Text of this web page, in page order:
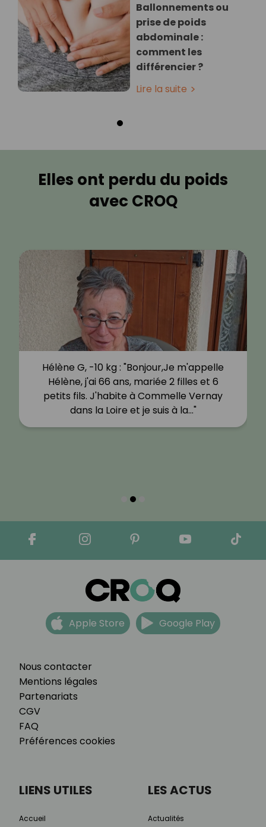
Ballonnements ou
prise de poids
abdominale :
comment les
différencier ?
Lire la suite
Elles ont perdu du poids
avec CROQ
Hélène G, -10 kg : "Bonjour,Je m'appelle
Hélène, j'ai 66 ans, mariée 2 filles et 6
petits fils. J'habite à Commelle Vernay
dans la Loire et je suis à la…"
Nous contacter
Mentions légales
Partenariats
CGV
FAQ
Préférences cookies
Apple Store Google Play
LIENS UTILES
Accueil
LES ACTUS
Actualités